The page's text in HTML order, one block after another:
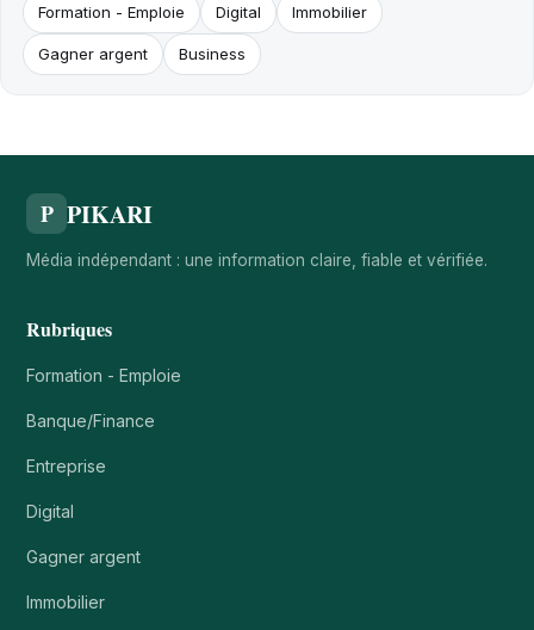
Formation - Emploie Digital Immobilier
Gagner argent Business
P PIKARI
Média indépendant : une information claire, fiable et vérifiée.
Rubriques
Formation - Emploie
Banque/Finance
Entreprise
Digital
Gagner argent
Immobilier